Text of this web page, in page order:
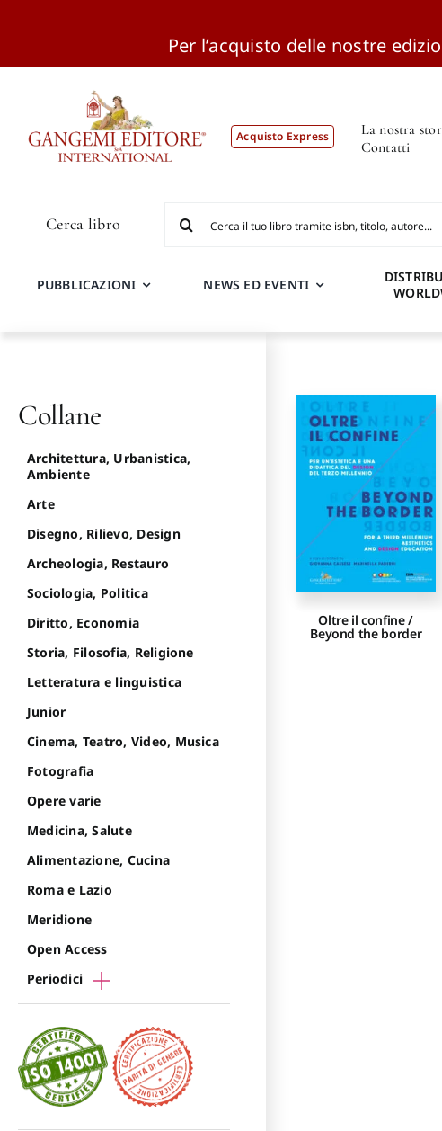
Per l’acquisto delle nostre
Acquisto Express
La nostra
Contatti
Cerca libro
per:
PUBBLICAZIONI NEWS ED EVENTI
Oltre il confine /
Beyond the border
Collane
Architettura, Urbanistica,
Ambiente
Arte
Disegno, Rilievo, Design
Archeologia, Restauro
Sociologia, Politica
Diritto, Economia
Storia, Filosofia, Religione
Letteratura e linguistica
Junior
Cinema, Teatro, Video, Musica
Fotografia
Opere varie
Medicina, Salute
Alimentazione, Cucina
Roma e Lazio
Meridione
Open Access
Periodici